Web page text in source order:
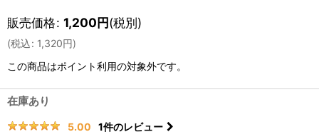
販売価格: 1,200円(税別)
(税込: 1,320円)
この商品はポイント利用の対象外です。
在庫あり
5.00 1件のレビュー